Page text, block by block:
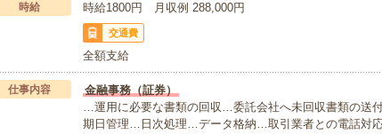
時給 時給1800円 月収例 288,000円
交通費
全額支給
仕事内容
金融事務（証券）
…運用に必要な書類の回収…委託会社へ未回収書類の送
期日管理…日次処理…データ格納…取引業者との電話対